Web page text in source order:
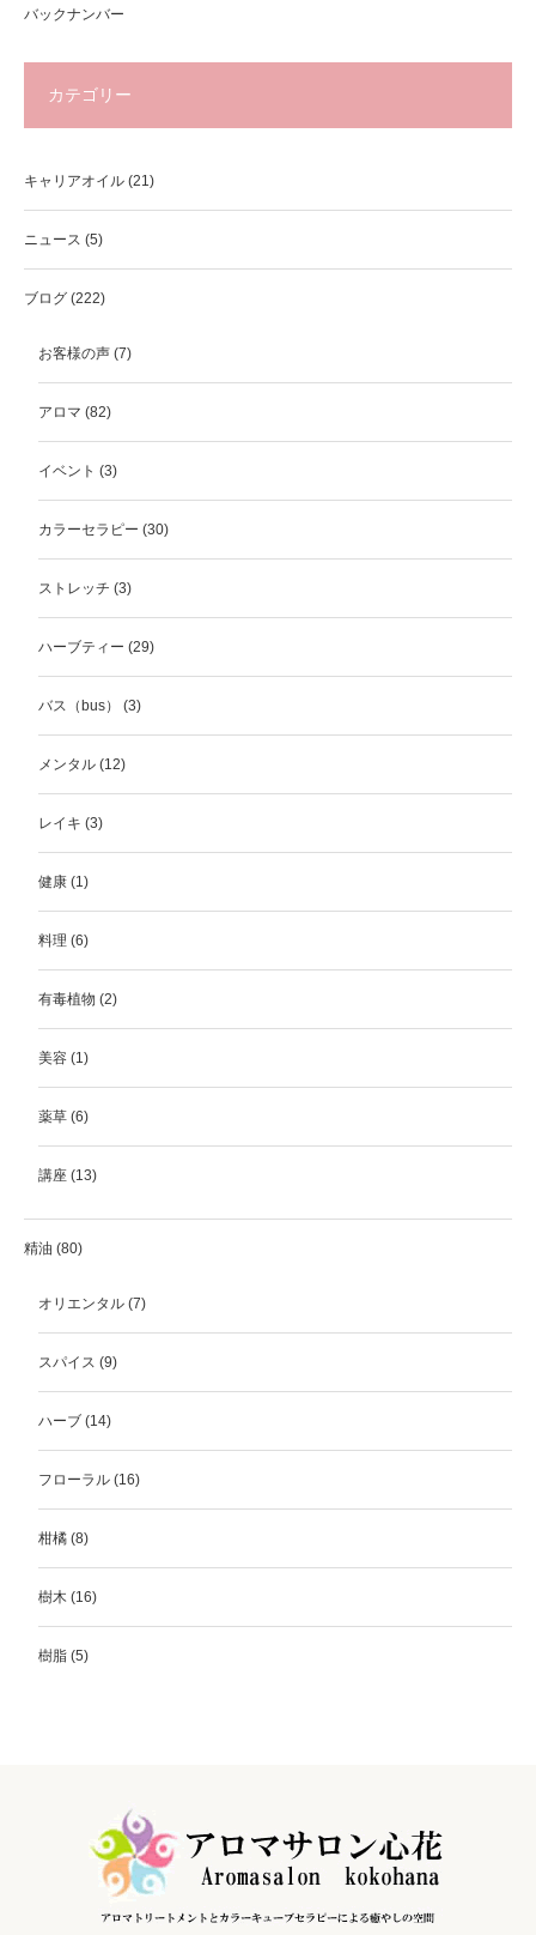
バックナンバー
カテゴリー
キャリアオイル (21)
ニュース (5)
ブログ (222)
お客様の声 (7)
アロマ (82)
イベント (3)
カラーセラピー (30)
ストレッチ (3)
ハーブティー (29)
バス（bus） (3)
メンタル (12)
レイキ (3)
健康 (1)
料理 (6)
有毒植物 (2)
美容 (1)
薬草 (6)
講座 (13)
精油 (80)
オリエンタル (7)
スパイス (9)
ハーブ (14)
フローラル (16)
柑橘 (8)
樹木 (16)
樹脂 (5)